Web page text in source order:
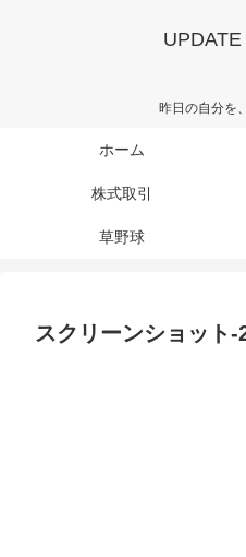
昨日の自分を
ホーム
株式取引
草野球
スクリーンショット